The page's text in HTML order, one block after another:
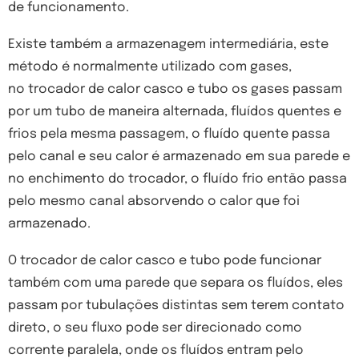
de funcionamento.
Existe também a armazenagem intermediária, este
método é normalmente utilizado com gases,
no trocador de calor casco e tubo os gases passam
por um tubo de maneira alternada, fluídos quentes e
frios pela mesma passagem, o fluído quente passa
pelo canal e seu calor é armazenado em sua parede e
no enchimento do trocador, o fluído frio então passa
pelo mesmo canal absorvendo o calor que foi
armazenado.
O trocador de calor casco e tubo pode funcionar
também com uma parede que separa os fluídos, eles
passam por tubulações distintas sem terem contato
direto, o seu fluxo pode ser direcionado como
corrente paralela, onde os fluídos entram pelo